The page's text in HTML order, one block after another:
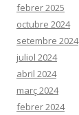
febrer 2025
octubre 2024
setembre 2024
juliol 2024
abril 2024
març 2024
febrer 2024